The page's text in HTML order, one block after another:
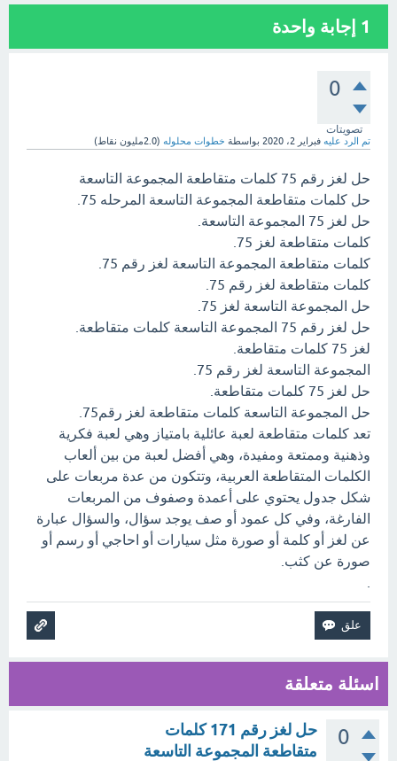
1 إجابة واحدة
0
تصويتات
تم الرد عليه فبراير 2، 2020 بواسطة خطوات محلوله (2.0مليون نقاط)
حل لغز رقم 75 كلمات متقاطعة المجموعة التاسعة
حل كلمات متقاطعة المجموعة التاسعة المرحله 75.
حل لغز 75 المجموعة التاسعة.
كلمات متقاطعة لغز 75.
كلمات متقاطعة المجموعة التاسعة لغز رقم 75.
كلمات متقاطعة لغز رقم 75.
حل المجموعة التاسعة لغز 75.
حل لغز رقم 75 المجموعة التاسعة كلمات متقاطعة.
لغز 75 كلمات متقاطعة.
المجموعة التاسعة لغز رقم 75.
حل لغز 75 كلمات متقاطعة.
حل المجموعة التاسعة كلمات متقاطعة لغز رقم75.
تعد كلمات متقاطعة لعبة عائلية بامتياز وهي لعبة فكرية
وذهنية وممتعة ومفيدة، وهي أفضل لعبة من بين ألعاب
الكلمات المتقاطعة العربية، وتتكون من عدة مربعات على
شكل جدول يحتوي على أعمدة وصفوف من المربعات
الفارغة، وفي كل عمود أو صف يوجد سؤال، والسؤال عبارة
عن لغز أو كلمة أو صورة مثل سيارات أو احاجي أو رسم أو
صورة عن كثب.
اسئلة متعلقة
0
حل لغز رقم 171 كلمات
متقاطعة المجموعة التاسعة